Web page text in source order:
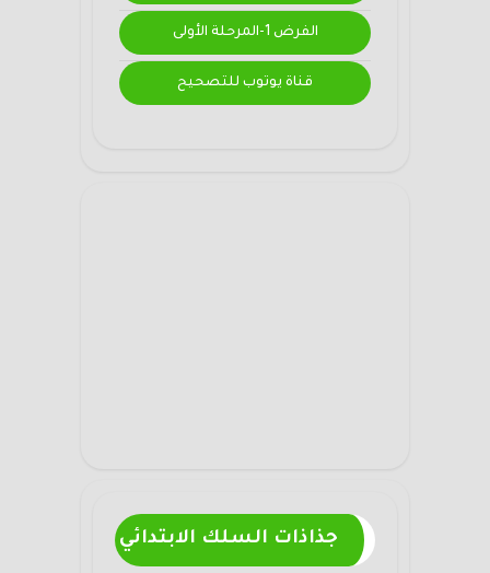
الفرض 1-المرحلة الأولى
قناة يوتوب للتصحيح
جذاذات السلك الابتدائي